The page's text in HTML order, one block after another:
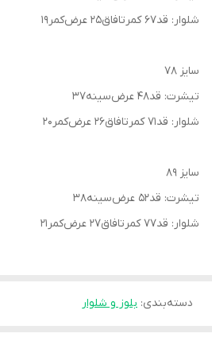
شلوار: قد۶۷ کمرتافاق۲۵ عرض‌کمر۱۹
سایز ۷۸
تیشرت: قد۴۸ عرض‌سینه۳۷
شلوار: قد۷۱ کمرتافاق۲۶ عرض‌کمر۲۰
سایز ۸۹
تیشرت: قد۵۲ عرض‌سینه۳۸
شلوار: قد۷۷ کمرتافاق۲۷ عرض‌کمر۲۱
دسته‌بندی: بلوز و شلوار